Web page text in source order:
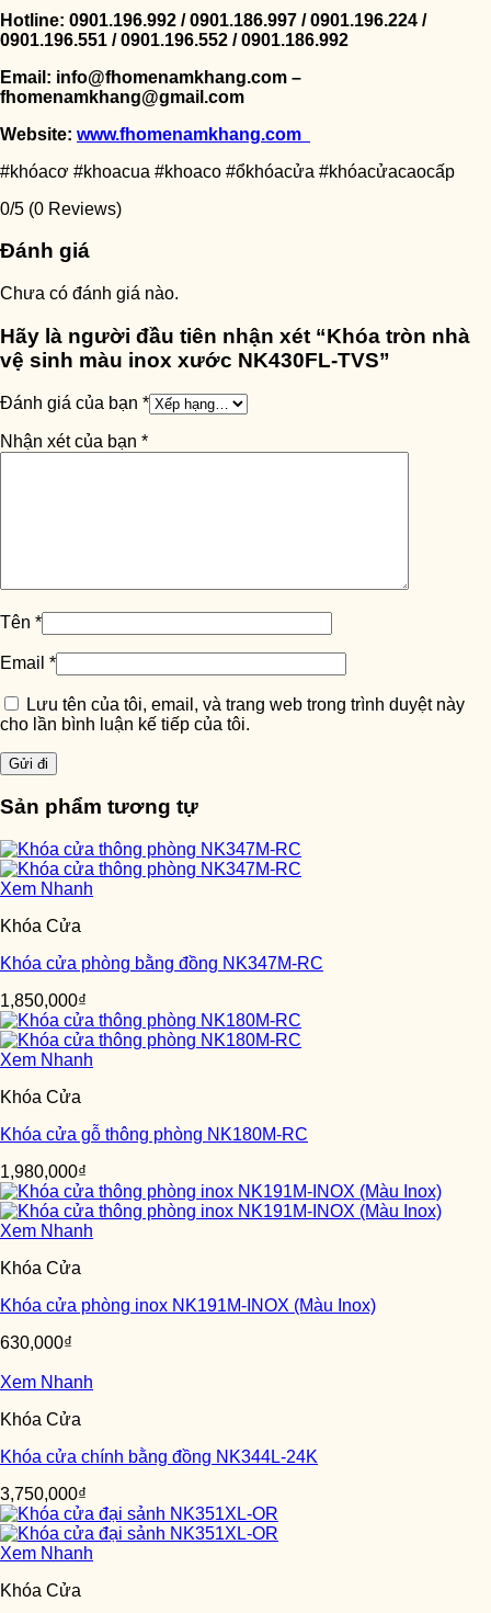
Hotline: 0901.196.992 / 0901.186.997 / 0901.196.224 /
0901.196.551 / 0901.196.552 / 0901.186.992
Email: info@fhomenamkhang.com –
fhomenamkhang@gmail.com
Website: www.fhomenamkhang.com
#khóacơ #khoacua #khoaco #ổkhóacửa #khóacửacaocấp
0/5 (0 Reviews)
Đánh giá
Chưa có đánh giá nào.
Hãy là người đầu tiên nhận xét “Khóa tròn nhà
vệ sinh màu inox xước NK430FL-TVS”
Đánh giá của bạn *
Nhận xét của bạn *
Tên *
Email *
Lưu tên của tôi, email, và trang web trong trình duyệt này
cho lần bình luận kế tiếp của tôi.
Sản phẩm tương tự
Xem Nhanh
Khóa Cửa
Khóa cửa phòng bằng đồng NK347M-RC
1,850,000₫
Xem Nhanh
Khóa Cửa
Khóa cửa gỗ thông phòng NK180M-RC
1,980,000₫
Xem Nhanh
Khóa Cửa
Khóa cửa phòng inox NK191M-INOX (Màu Inox)
630,000₫
Xem Nhanh
Khóa Cửa
Khóa cửa chính bằng đồng NK344L-24K
3,750,000₫
Xem Nhanh
Khóa Cửa